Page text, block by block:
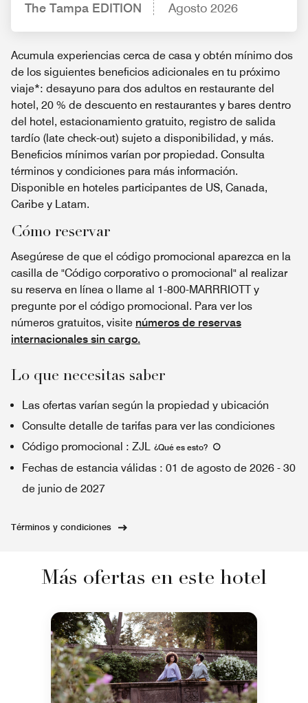
The Tampa EDITION Agosto 2026
Acumula experiencias cerca de casa y obtén mínimo dos
de los siguientes beneficios adicionales en tu próximo
viaje*: desayuno para dos adultos en restaurante del
hotel, 20 % de descuento en restaurantes y bares dentro
del hotel, estacionamiento gratuito, registro de salida
tardío (late check-out) sujeto a disponibilidad, y más.
Beneficios mínimos varían por propiedad. Consulta
términos y condiciones para más información.
Disponible en hoteles participantes de US, Canada,
Caribe y Latam.
Cómo reservar
Asegúrese de que el código promocional aparezca en la
casilla de "Código corporativo o promocional" al realizar
su reserva en línea o llame al 1-800-MARRRIOTT y
pregunte por el código promocional. Para ver los
números gratuitos, visite números de reservas
internacionales sin cargo.
Lo que necesitas saber
Las ofertas varían según la propiedad y ubicación
Consulte detalle de tarifas para ver las condiciones
Código promocional : ZJL ¿Qué es esto?
Fechas de estancia válidas : 01 de agosto de 2026 - 30
de junio de 2027
Términos y condiciones
Más ofertas en este hotel